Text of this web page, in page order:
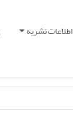
اطلاعات نشریه